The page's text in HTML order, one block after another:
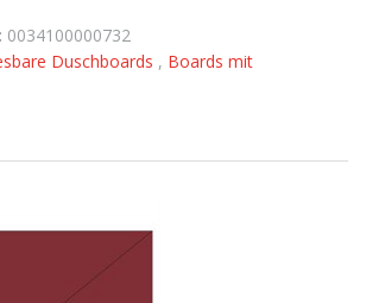
0034100000732
Duschboards , Boards mit